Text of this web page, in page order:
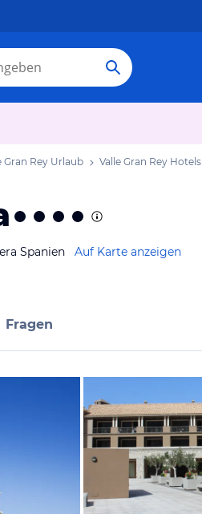
Gran Rey Urlaub Valle Gran Rey Hotels
Spanien Auf Karte anzeigen
Fragen